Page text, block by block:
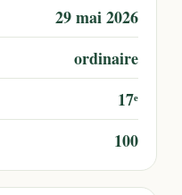
29 mai 2026
ordinaire
17ᵉ
100